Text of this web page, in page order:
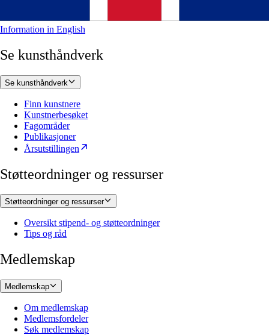
Information in English
Se kunsthåndverk
Se kunsthåndverk
Finn kunstnere
Kunstnerbesøket
Fagområder
Publikasjoner
Årsutstillingen
Støtteordninger og ressurser
Støtteordninger og ressurser
Oversikt stipend- og støtteordninger
Tips og råd
Medlemskap
Medlemskap
Om medlemskap
Medlemsfordeler
Søk medlemskap